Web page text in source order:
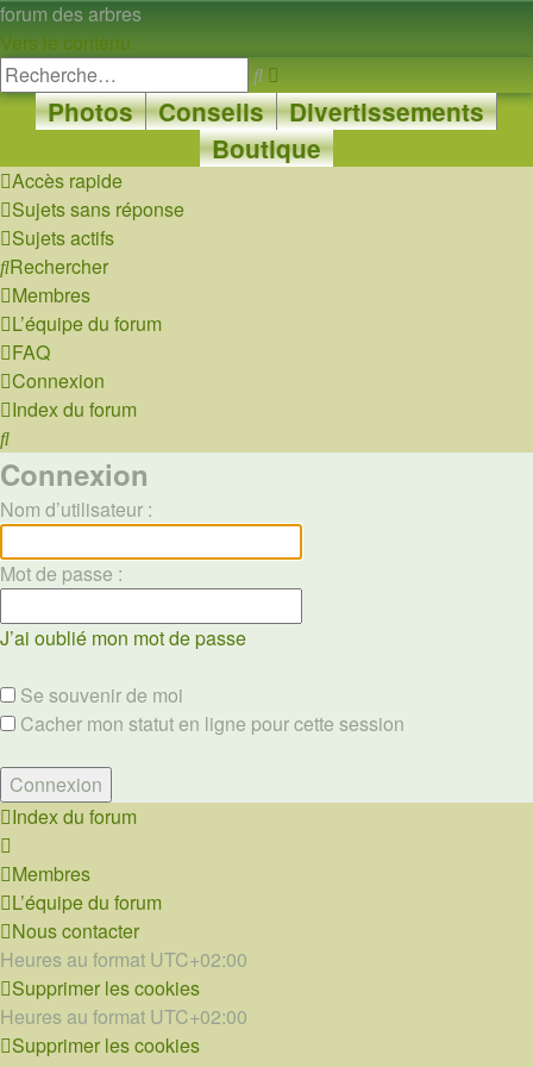
forum des arbres
Vers le contenu
Rechercher
avancée
Photos Conseils
Divertissements
Boutique
Accès rapide
Sujets sans réponse
Sujets actifs
Rechercher
Membres
L’équipe du forum
FAQ
Connexion
Index du forum
Rechercher
Connexion
Nom d’utilisateur :
Mot de passe :
J’ai oublié mon mot de passe
Se souvenir de moi
Cacher mon statut en ligne pour cette session
Index du forum
Membres
L’équipe du forum
Nous contacter
Heures au format UTC+02:00
Supprimer les cookies
Heures au format UTC+02:00
Supprimer les cookies